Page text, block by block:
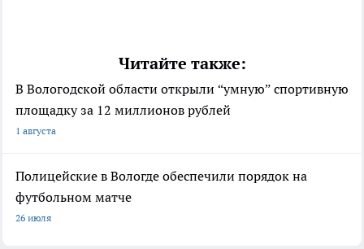
Читайте также:
В Вологодской области открыли “умную” спортивную
площадку за 12 миллионов рублей
1 августа
Полицейские в Вологде обеспечили порядок на
футбольном матче
26 июля